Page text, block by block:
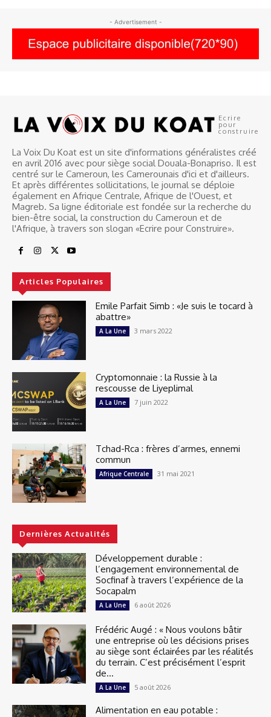
- Advertisement -
Ecrire
pour
construire
La Voix Du Koat est un site d'informations généralistes créé
en avril 2016 avec pour siège social Douala-Bonapriso. Il est
centré sur le Cameroun, les Camerounais d'ici et d'ailleurs.
Et après différentes sollicitations, le journal se déploie
également en Afrique Centrale, Afrique de l'Ouest, et
Magreb. Sa ligne éditoriale est fondée sur la recherche du
bien-être social, la construction du Cameroun et de
l'Afrique, à travers son slogan «Ecrire pour Construire».
Articles Populaires
Emile Parfait Simb : «Je suis le tocard à
abattre»
A La Une 3 mars 2022
Cryptomonnaie : la Russie à la
rescousse de Liyeplimal
A La Une 7 juin 2022
Tchad-Rca : frères d’armes, ennemi
commun
Afrique Centrale 31 mai 2021
Dernières Actualités
Développement durable :
l’engagement environnemental de
Socfinaf à travers l’expérience de la
Socapalm
A La Une 6 août 2026
Frédéric Augé : « Nous voulons bâtir
une entreprise où les décisions prises
au siège sont éclairées par les réalités
du terrain. C’est précisément l’esprit
de...
A La Une 5 août 2026
Alimentation en eau potable :